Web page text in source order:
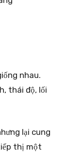
nhau.
thái độ, lối
lại cung
thị một